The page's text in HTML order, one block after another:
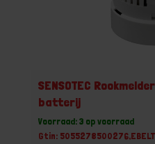
SENSOTEC
batterij
Voorraad: 3 op voorraad
Gtin: